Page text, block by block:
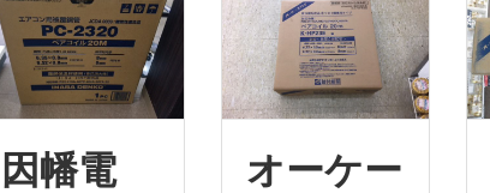
因幡電
オーケー